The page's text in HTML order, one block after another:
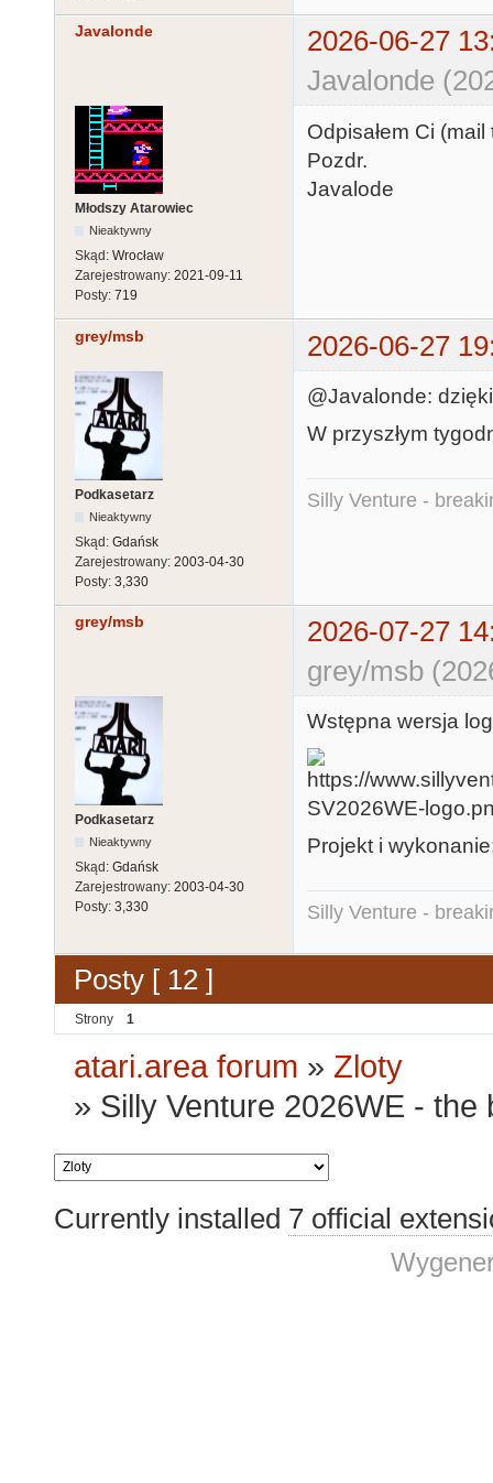
Javalonde
2026-06-27
Javalonde
Młodszy Atarowiec
Nieaktywny
Skąd: Wrocław
Zarejestrowany: 2021-09-11
Posty: 719
Odpisałem Ci
Pozdr.
Javalode
grey/msb 2026-06-27
Podkasetarz
Nieaktywny
Skąd: Gdańsk
Zarejestrowany: 2003-04-30
Posty: 3,330
@Javalonde:
W przyszłym
Silly Venture -
grey/msb
2026-07-27
grey/msb
Podkasetarz
Nieaktywny
Skąd: Gdańsk
Zarejestrowany: 2003-04-30
Posty: 3,330
Wstępna wersja
Projekt i
Silly Venture -
Posty [ 12 ]
Strony 1
atari.area forum » Zloty
» Silly Venture 2026WE - the
Currently installed 7 official